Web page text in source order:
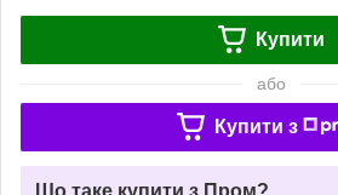
Купити
або
Купити з
Що таке купити з Пром?